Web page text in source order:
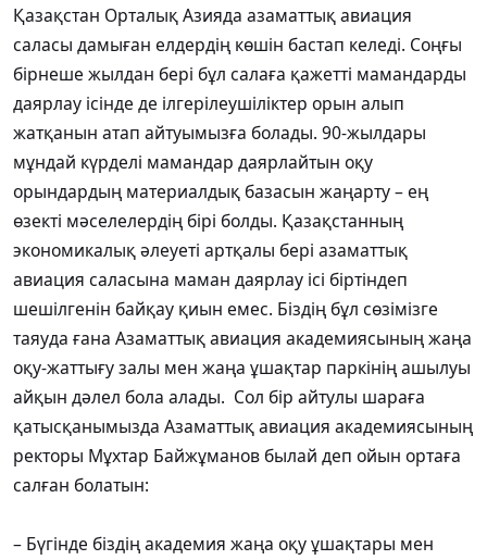
Қазақстан Орталық Азияда азаматтық авиация
саласы дамыған елдердің көшін бастап келеді. Соңғы
бірнеше жылдан бері бұл салаға қажетті мамандарды
даярлау ісінде де ілгерілеушіліктер орын алып
жатқанын атап айтуымызға болады. 90-жылдары
мұндай күрделі мамандар даярлайтын оқу
орындардың материалдық базасын жаңарту – ең
өзекті мәселелердің бірі болды. Қазақстанның
экономикалық әлеуеті артқалы бері азаматтық
авиация саласына маман даярлау ісі біртіндеп
шешілгенін байқау қиын емес. Біздің бұл сөзімізге
таяуда ғана Азаматтық авиация академиясының жаңа
оқу-жаттығу залы мен жаңа ұшақтар паркінің ашылуы
айқын дәлел бола алады. Сол бір айтулы шараға
қатысқанымызда Азаматтық авиация академиясының
ректоры Мұхтар Байжұманов былай деп ойын ортаға
салған болатын:
– Бүгінде біздің академия жаңа оқу ұшақтары мен